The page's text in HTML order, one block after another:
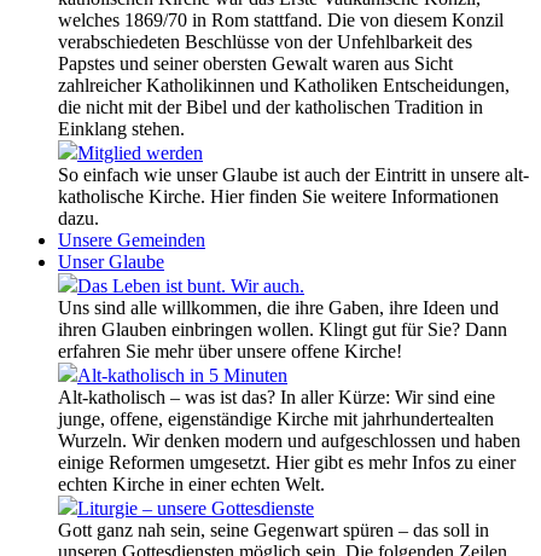
welches 1869/70 in Rom stattfand. Die von diesem Konzil
verabschiedeten Beschlüsse von der Unfehlbarkeit des
Papstes und seiner obersten Gewalt waren aus Sicht
zahlreicher Katholikinnen und Katholiken Entscheidungen,
die nicht mit der Bibel und der katholischen Tradition in
Einklang stehen.
Mitglied werden
So einfach wie unser Glaube ist auch der Eintritt in unsere alt-
katholische Kirche. Hier finden Sie weitere Informationen
dazu.
Unsere Gemeinden
Unser Glaube
Das Leben ist bunt. Wir auch.
Uns sind alle willkommen, die ihre Gaben, ihre Ideen und
ihren Glauben einbringen wollen. Klingt gut für Sie? Dann
erfahren Sie mehr über unsere offene Kirche!
Alt-katholisch in 5 Minuten
Alt-katholisch – was ist das? In aller Kürze: Wir sind eine
junge, offene, eigenständige Kirche mit jahrhundertealten
Wurzeln. Wir denken modern und aufgeschlossen und haben
einige Reformen umgesetzt. Hier gibt es mehr Infos zu einer
echten Kirche in einer echten Welt.
Liturgie – unsere Gottesdienste
Gott ganz nah sein, seine Gegenwart spüren – das soll in
unseren Gottesdiensten möglich sein. Die folgenden Zeilen